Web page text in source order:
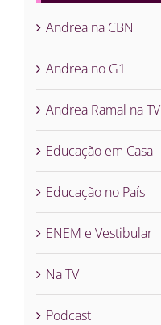
Andrea na CBN
Andrea no G1
Andrea Ramal na TV
Educação em Casa
Educação no País
ENEM e Vestibular
Na TV
Podcast